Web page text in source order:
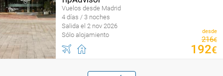
Vuelos desde Madrid
4 días / 3 noches
Salida el 2 nov 2026
Sólo alojamiento
desde
216€
192€